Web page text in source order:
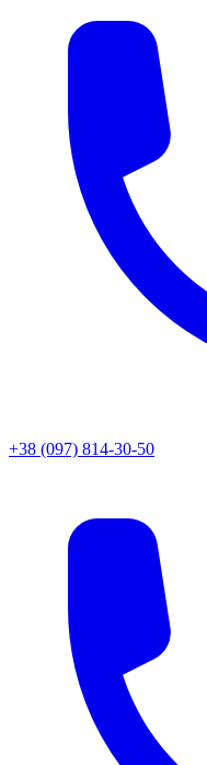
+38 (097) 814-30-50